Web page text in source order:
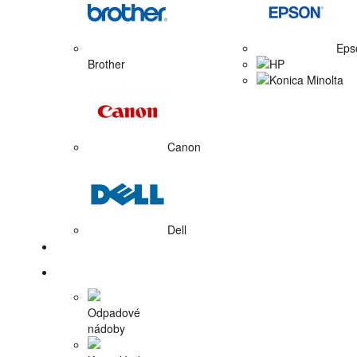
Brother
Canon
Dell
HP
Konica Minolta
Odpadové
nádoby